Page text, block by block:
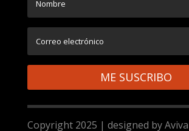
ME SUSCRIBO
Copyright 2025 | designed by